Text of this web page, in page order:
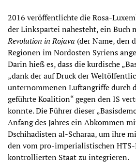
2016 veröffentlichte die Rosa-
der Linkspartei nahesteht, ein Buch
Revolution in Rojava (der Name, den
Regionen im Nordosten Syriens
Darin hieß es, dass die kurdische
„dank der auf Druck der
unternommenen Luftangriffe durch
geführte Koalition“ gegen den IS
konnte. Die Führer dieser
Anfang des Jahres ein Abkommen
Dschihadisten al-Scharaa, um ihre
den vom pro-imperialistischen HTS-
kontrollierten Staat zu integrieren.